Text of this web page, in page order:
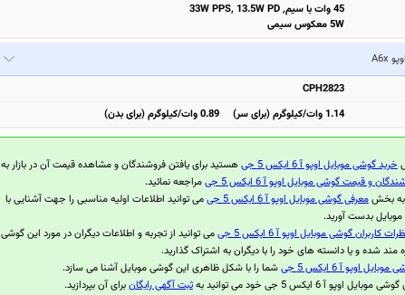
45 وات با سیم, 33W PPS, 13.5W PD
5W معکوس سیمی
اوپو A6x
CPH2823
1.14 وات/کیلوگرم (برای سر) 0.89 وات/کیلوگرم (برای بدن)
خرید گوشی موبایل اوپو آ 6 ایکس 5 جی
هستید برای یافتن فروشندگان و مشاهده قیمت آن در بازار به
و قیمت گوشی موبایل اوپو آ 6 ایکس 5 جی
مراجعه نمائید.
به بخشمعرفی گوشی موبایل اوپو آ 6 ایکس 5 جی
می توانید اطلاعات اولیه مناسبی را جهت آشنایی با
بدست آورید.
کاربران گوشی موبایل اوپو آ 6 ایکس 5 جی
می توانید از تجربه و اطلاعات دیگران در مورد این گوشی
مند شده و یا دانسته های خود را با دیگران به اشتراک گذارید.
اوپو آ 6 ایکس 5 جی
شما را با شکل ظاهری این گوشی موبایل آشنا می سازد.
اوپو آ 6 ایکس 5 جی خود می توانید به
ثبت آگهی رایگانبرای آن بپردازید.